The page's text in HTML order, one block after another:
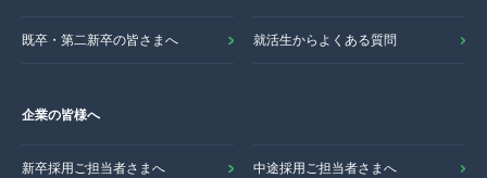
既卒・第二新卒の皆さまへ 就活生からよくある質問
企業の皆様へ
新卒採用ご担当者さまへ 中途採用ご担当者さまへ